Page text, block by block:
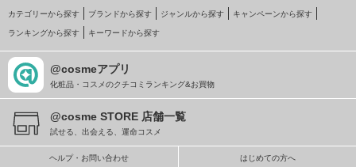
カテゴリーから探す ブランドから探す ジャンルから探す キャンペーンから探す
ランキングから探す キーワードから探す
@cosmeアプリ
化粧品・コスメのクチコミランキング&お買物
@cosme STORE 店舗一覧
試せる、出会える、運命コスメ
ヘルプ・お問い合わせ はじめての方へ